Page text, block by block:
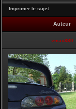
Imprimer le sujet
Auteur
vmax330